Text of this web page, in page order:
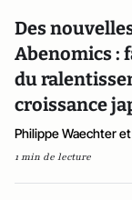
Des
Abenomics :
du
croissance
Philippe Waechter
1 min de lecture